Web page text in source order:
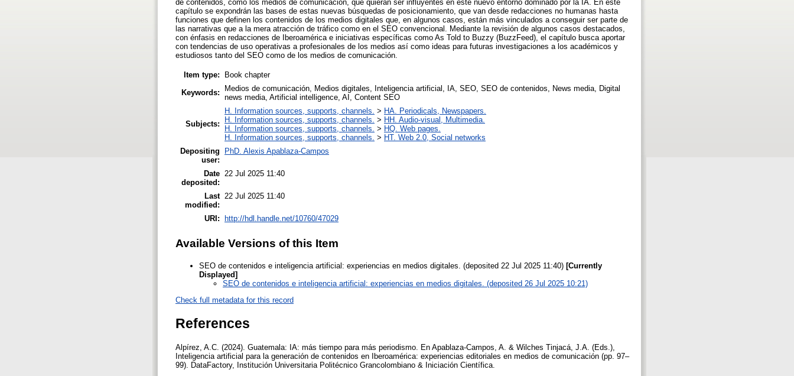
de contenidos, como los medios de comunicación, que quieran ser influyentes en este nuevo entorno dominado por la IA. En este
capítulo se expondrán las bases de estas nuevas búsquedas de posicionamiento, que van desde redacciones no humanas hasta
funciones que definen los contenidos de los medios digitales que, en algunos casos, están más vinculados a conseguir ser parte de
las narrativas que a la mera atracción de tráfico como en el SEO convencional. Mediante la revisión de algunos casos destacados,
con énfasis en redacciones de Iberoamérica e iniciativas específicas como As Told to Buzzy (BuzzFeed), el capítulo busca aportar
con tendencias de uso operativas a profesionales de los medios así como ideas para futuras investigaciones a los académicos y
estudiosos tanto del SEO como de los medios de comunicación.
Item type:
Book chapter
Keywords:
Medios de comunicación, Medios digitales, Inteligencia artificial, IA, SEO, SEO de contenidos, News media, Digital
news media, Artificial intelligence, AI, Content SEO
Subjects:
H. Information sources, supports, channels. > HA. Periodicals, Newspapers.
H. Information sources, supports, channels. > HH. Audio-visual, Multimedia.
H. Information sources, supports, channels. > HQ. Web pages.
H. Information sources, supports, channels. > HT. Web 2.0, Social networks
Depositing
user:
PhD. Alexis Apablaza-Campos
Date
deposited:
22 Jul 2025 11:40
Last
modified:
22 Jul 2025 11:40
URI: http://hdl.handle.net/10760/47029
Available Versions of this Item
SEO de contenidos e inteligencia artificial: experiencias en medios digitales. (deposited 22 Jul 2025 11:40) [Currently
Displayed]
SEO de contenidos e inteligencia artificial: experiencias en medios digitales. (deposited 26 Jul 2025 10:21)
Check full metadata for this record
References
Alpírez, A.C. (2024). Guatemala: IA: más tiempo para más periodismo. En Apablaza-Campos, A. & Wilches Tinjacá, J.A. (Eds.),
Inteligencia artificial para la generación de contenidos en Iberoamérica: experiencias editoriales en medios de comunicación (pp. 97–
99). DataFactory, Institución Universitaria Politécnico Grancolombiano & Iniciación Científica.